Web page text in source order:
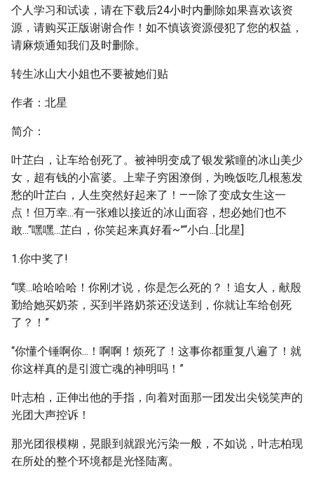
个人学习和试读，请在下载后24小时内删除如果喜欢该资
源，请购买正版谢谢合作！如不慎该资源侵犯了您的权益，
请麻烦通知我们及时删除。
转生冰山大小姐也不要被她们贴
作者：北星
简介：
叶芷白，让车给创死了。被神明变成了银发紫瞳的冰山美少
女，超有钱的小富婆。上辈子穷困潦倒，为晚饭吃几根葱发
愁的叶芷白，人生突然好起来了！——除了变成女生这一
点！但万幸...有一张难以接近的冰山面容，想必她们也不
敢...“嘿嘿...芷白，你笑起来真好看~”“小白...[北星]
1.你中奖了!
“噗...哈哈哈哈！你刚才说，你是怎么死的？！追女人，献殷
勤给她买奶茶，买到半路奶茶还没送到，你就让车给创死
了？！”
“你懂个锤啊你...！啊啊！烦死了！这事你都重复八遍了！就
你这样真的是引渡亡魂的神明吗！”
叶志柏，正伸出他的手指，向着对面那一团发出尖锐笑声的
光团大声控诉！
那光团很模糊，晃眼到就跟光污染一般，不如说，叶志柏现
在所处的整个环境都是光怪陆离。